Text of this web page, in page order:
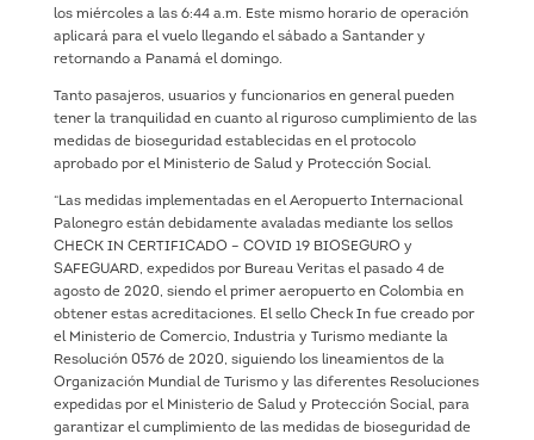
los miércoles a las 6:44 a.m. Este mismo horario de operación
aplicará para el vuelo llegando el sábado a Santander y
retornando a Panamá el domingo.
Tanto pasajeros, usuarios y funcionarios en general pueden
tener la tranquilidad en cuanto al riguroso cumplimiento de las
medidas de bioseguridad establecidas en el protocolo
aprobado por el Ministerio de Salud y Protección Social.
“Las medidas implementadas en el Aeropuerto Internacional
Palonegro están debidamente avaladas mediante los sellos
CHECK IN CERTIFICADO – COVID 19 BIOSEGURO y
SAFEGUARD, expedidos por Bureau Veritas el pasado 4 de
agosto de 2020, siendo el primer aeropuerto en Colombia en
obtener estas acreditaciones. El sello Check In fue creado por
el Ministerio de Comercio, Industria y Turismo mediante la
Resolución 0576 de 2020, siguiendo los lineamientos de la
Organización Mundial de Turismo y las diferentes Resoluciones
expedidas por el Ministerio de Salud y Protección Social, para
garantizar el cumplimiento de las medidas de bioseguridad de